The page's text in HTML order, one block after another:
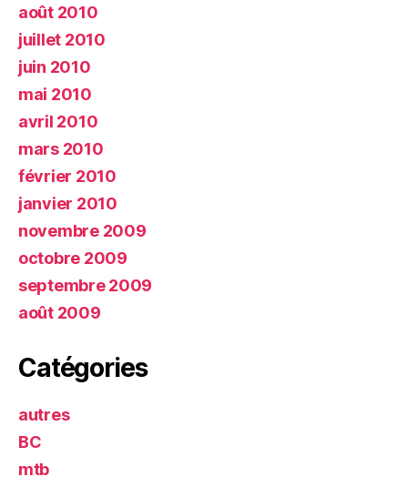
août 2010
juillet 2010
juin 2010
mai 2010
avril 2010
mars 2010
février 2010
janvier 2010
novembre 2009
octobre 2009
septembre 2009
août 2009
Catégories
autres
BC
mtb